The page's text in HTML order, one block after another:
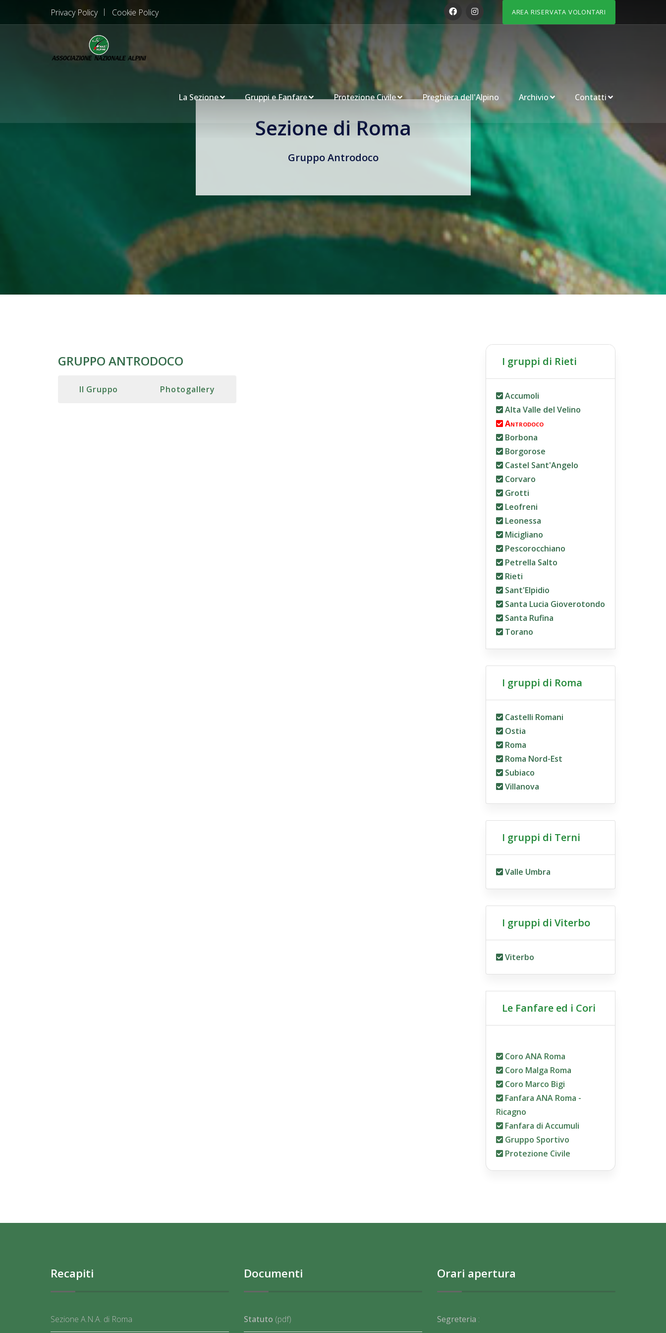
Privacy Policy Cookie Policy AREA RISERVATA VOLONTARI
La Sezione Gruppi e Fanfare Protezione Civile Preghiera dell'Alpino Archivio Contatti
Sezione di Roma
Gruppo Antrodoco
GRUPPO ANTRODOCO
Il Gruppo Photogallery
I gruppi di Rieti
Accumoli
Alta Valle del Velino
Antrodoco
Borbona
Borgorose
Castel Sant'Angelo
Corvaro
Grotti
Leofreni
Leonessa
Micigliano
Pescorocchiano
Petrella Salto
Rieti
Sant'Elpidio
Santa Lucia Gioverotondo
Santa Rufina
Torano
I gruppi di Roma
Castelli Romani
Ostia
Roma
Roma Nord-Est
Subiaco
Villanova
I gruppi di Terni
Valle Umbra
I gruppi di Viterbo
Viterbo
Le Fanfare ed i Cori
Coro ANA Roma
Coro Malga Roma
Coro Marco Bigi
Fanfara ANA Roma -
Ricagno
Fanfara di Accumuli
Gruppo Sportivo
Protezione Civile
Recapiti
Sezione A.N.A. di Roma
Documenti
Statuto (pdf)
Orari apertura
Segreteria :